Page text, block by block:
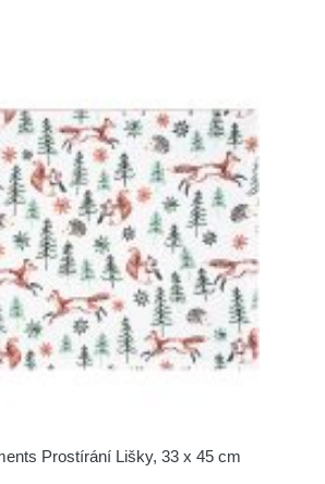
Prostírání Lišky, 33 x 45 cm